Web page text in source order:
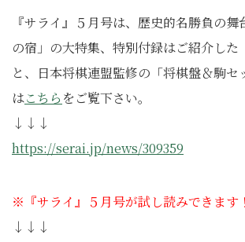
『サライ』５月号は、歴史的名勝負の
の宿」の大特集、特別付録はご紹介した
と、日本将棋連盟監修の「将棋盤＆駒セ
はこちら をご覧下さい。
↓↓↓
https://serai.jp/news/309359
※『サライ』５月号が試し読みできます！
↓↓↓